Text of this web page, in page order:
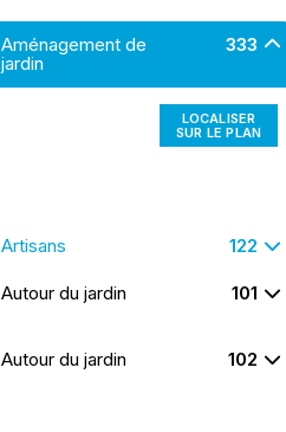
Aménagement de
jardin
333
LOCALISER
SUR LE PLAN
Artisans 122
Autour du jardin 101
Autour du jardin 102